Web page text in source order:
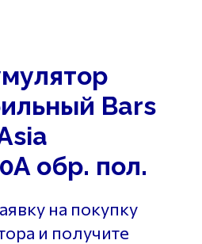
Bars
обр. пол.
на покупку
и получите